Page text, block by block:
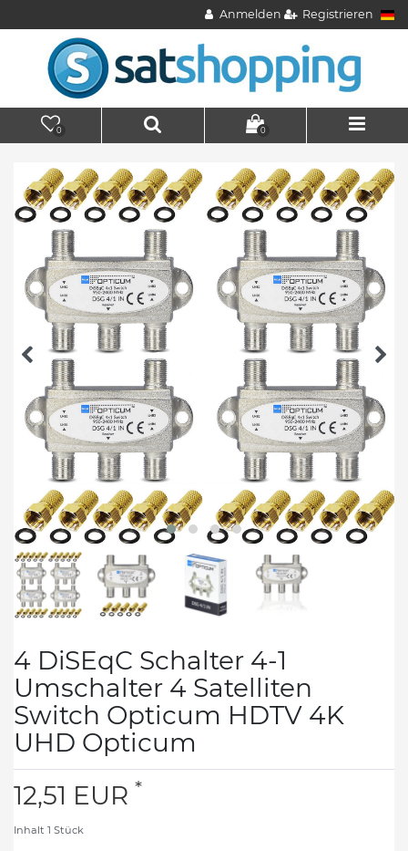
Anmelden Registrieren
0 0
4 DiSEqC Schalter 4-1
Umschalter 4 Satelliten
Switch Opticum HDTV 4K
UHD Opticum
12,51 EUR *
Inhalt 1 Stück